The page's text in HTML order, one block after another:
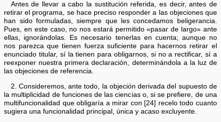
Antes de llevar a cabo la sustitución referida, es decir, antes de
retirar el programa, se hace preciso responder a las objeciones que
han sido formuladas, siempre que les concedamos beligerancia.
Pues, en este caso, no nos estará permitido «pasar de largo» ante
ellas, ignorándolas. Es necesario tenerlas en cuenta; aunque no
nos parezca que tienen fuerza suficiente para hacernos retirar el
enunciado titular, sí la tienen para obligarnos, si no a rectificar, sí a
reexponer nuestra primera declaración, determinándola a la luz de
las objeciones de referencia.
2. Consideremos, ante todo, la objeción derivada del supuesto de
la multiplicidad de funciones de las ciencias o, si se prefiere, de una
multifuncionalidad que obligaría a mirar con [24] recelo todo cuanto
sugiera una funcionalidad principal, única y acaso excluyente.